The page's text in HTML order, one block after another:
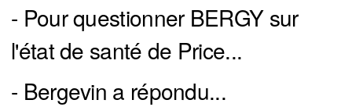
- Pour questionner BERGY sur
l'état de santé de Price...
- Bergevin a répondu...